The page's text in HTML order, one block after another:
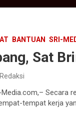
BANTUAN SRI-
Sat
Redaksi
Media.com,–
tempat kerja